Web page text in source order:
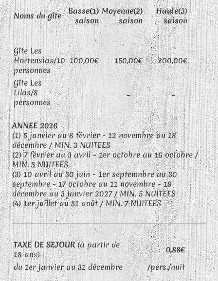
Noms du gîte
Basse(1)
saison
Moyenne(2)
saison
Haute(3)
saison
Gîte Les
Hortensias/10
personnes
100,00€ 150,00€ 200,00€
Gîte Les
Lilas/8
personnes
_ _
ANNEE 2026
(1) 5 janvier au 6 février - 12 novembre au 18
décembre / MIN. 3 NUITEES
(2) 7 février au 3 avril - 1er octobre au 16 octobre /
MIN. 3 NUITEES
(3) 10 avril au 30 juin - 1er septemnbre au 30
septembre - 17 octobre au 11 novembre - 19
décembre au 3 janvier 2027 / MIN. 5 NUITEES
(4) 1er juillet au 31 août / MIN. 7 NUITEES
TAXE DE SEJOUR(à partir de
18 ans)
0,88€
du 1er janvier au 31 décembre
/pers./nuit